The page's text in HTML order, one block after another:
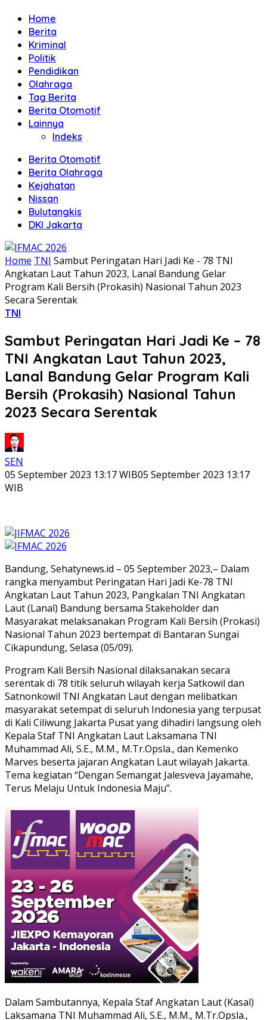
Home
Berita
Kriminal
Politik
Pendidikan
Olahraga
Tag Berita
Berita Otomotif
Lainnya
Indeks
Berita Otomotif
Berita Olahraga
Kejahatan
Nissan
Bulutangkis
DKI Jakarta
Home TNI Sambut Peringatan Hari Jadi Ke - 78 TNI
Angkatan Laut Tahun 2023, Lanal Bandung Gelar
Program Kali Bersih (Prokasih) Nasional Tahun 2023
Secara Serentak
TNI
Sambut Peringatan Hari Jadi Ke – 78
TNI Angkatan Laut Tahun 2023,
Lanal Bandung Gelar Program Kali
Bersih (Prokasih) Nasional Tahun
2023 Secara Serentak
SEN
05 September 2023 13:17 WIB05 September 2023 13:17
WIB
Bandung, Sehatynews.id – 05 September 2023,– Dalam
rangka menyambut Peringatan Hari Jadi Ke-78 TNI
Angkatan Laut Tahun 2023, Pangkalan TNI Angkatan
Laut (Lanal) Bandung bersama Stakeholder dan
Masyarakat melaksanakan Program Kali Bersih (Prokasi)
Nasional Tahun 2023 bertempat di Bantaran Sungai
Cikapundung, Selasa (05/09).
Program Kali Bersih Nasional dilaksanakan secara
serentak di 78 titik seluruh wilayah kerja Satkowil dan
Satnonkowil TNI Angkatan Laut dengan melibatkan
masyarakat setempat di seluruh Indonesia yang terpusat
di Kali Ciliwung Jakarta Pusat yang dihadiri langsung oleh
Kepala Staf TNI Angkatan Laut Laksamana TNI
Muhammad Ali, S.E., M.M., M.Tr.Opsla., dan Kemenko
Marves beserta jajaran Angkatan Laut wilayah Jakarta.
Tema kegiatan “Dengan Semangat Jalesveva Jayamahe,
Terus Melaju Untuk Indonesia Maju”.
Dalam Sambutannya, Kepala Staf Angkatan Laut (Kasal)
Laksamana TNI Muhammad Ali, S.E., M.M., M.Tr.Opsla.,